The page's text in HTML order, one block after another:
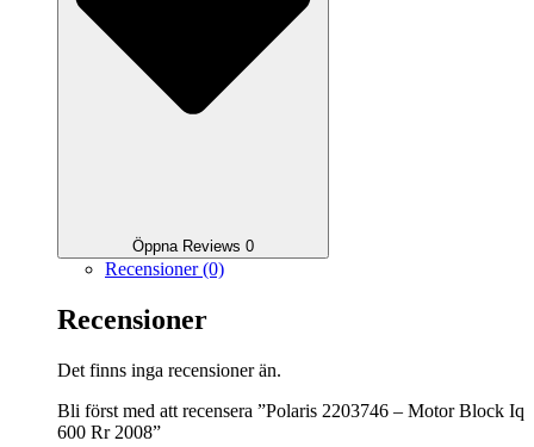
Öppna Reviews 0
Recensioner (0)
Recensioner
Det finns inga recensioner än.
Bli först med att recensera ”Polaris 2203746 – Motor Block Iq
600 Rr 2008”